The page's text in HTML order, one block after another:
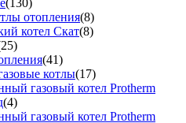
(130)
отопления(8)
котел Скат(8)
(41)
котлы(17)
газовый котел Protherm
(4)
газовый котел Protherm